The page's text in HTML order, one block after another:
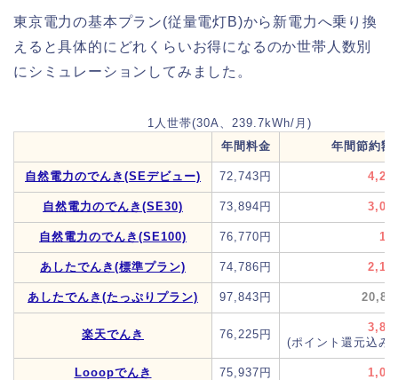
東京電力の基本プラン(従量電灯B)から新電力へ乗り換
えると具体的にどれくらいお得になるのか世帯人数別
にシミュレーションしてみました。
1人世帯(30A、239.7kWh/月)
年間料金
年間節約額
自然電力のでんき(SEデビュー) 72,743円
自然電力のでんき(SE30) 73,894円
自然電力のでんき(SE100) 76,770円
あしたでんき(標準プラン) 74,786円
あしたでんき(たっぷりプラン) 97,843円
楽天でんき 76,225円
(ポイント還元込み
Looopでんき 75,937円